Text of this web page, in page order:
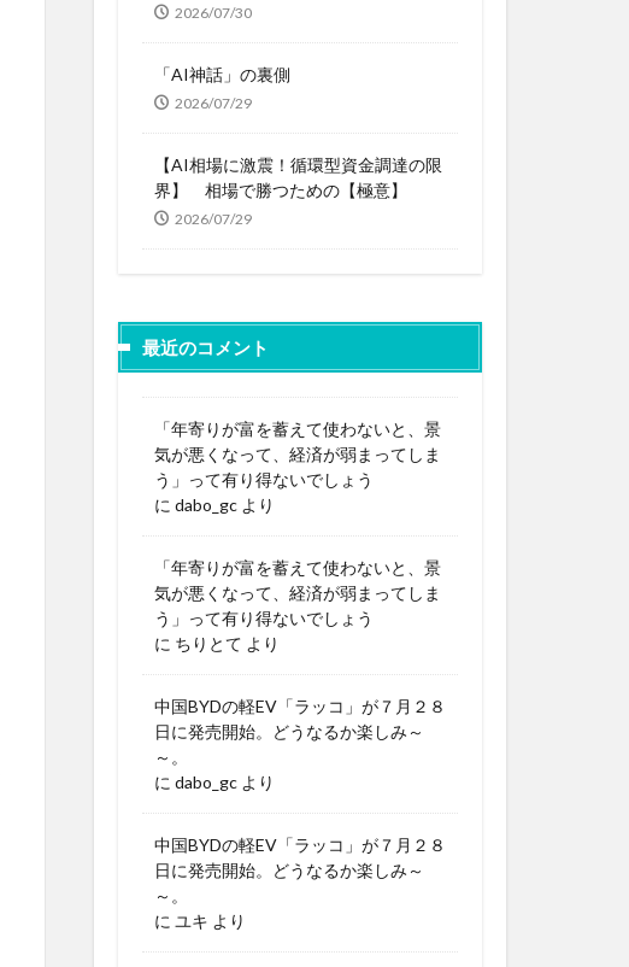
2026/07/30
「AI神話」の裏側
2026/07/29
【AI相場に激震！循環型資金調達の限
界】 相場で勝つための【極意】
2026/07/29
最近のコメント
「年寄りが富を蓄えて使わないと、景
気が悪くなって、経済が弱まってしま
う」って有り得ないでしょう
に dabo_gc より
「年寄りが富を蓄えて使わないと、景
気が悪くなって、経済が弱まってしま
う」って有り得ないでしょう
に ちりとて より
中国BYDの軽EV「ラッコ」が７月２８
日に発売開始。どうなるか楽しみ～
～。
に dabo_gc より
中国BYDの軽EV「ラッコ」が７月２８
日に発売開始。どうなるか楽しみ～
～。
に ユキ より